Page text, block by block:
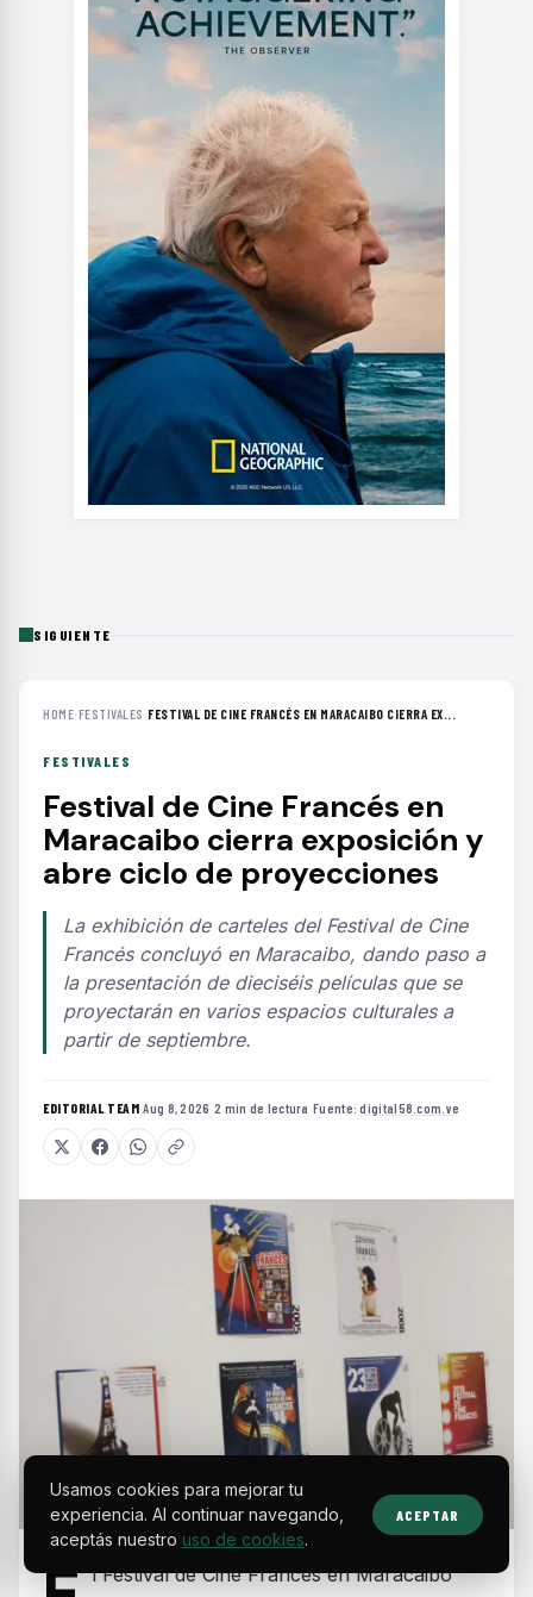
SIGUIENTE
HOME›FESTIVALES ›FESTIVAL DE CINE FRANCÉS EN MARACAIBO CIERRA EX...
FESTIVALES
Festival de Cine Francés en
Maracaibo cierra exposición y
abre ciclo de proyecciones
La exhibición de carteles del Festival de Cine
Francés concluyó en Maracaibo, dando paso a
la presentación de dieciséis películas que se
proyectarán en varios espacios culturales a
partir de septiembre.
EDITORIAL TEAM·Aug 8, 2026 ·2 min de lectura ·Fuente:digital58.com.ve
l Festival de Cine Francés en Maracaibo
Usamos cookies para mejorar tu
experiencia. Al continuar navegando,
aceptás nuestro uso de cookies.
ACEPTAR